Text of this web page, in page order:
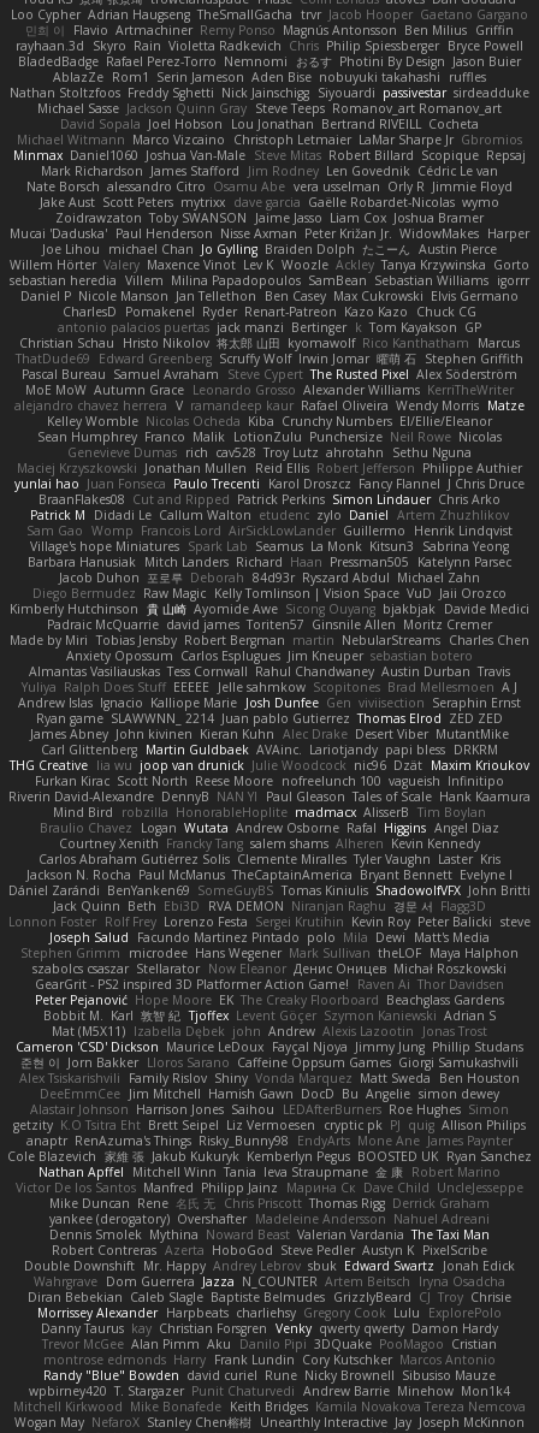
Loo Cypher Adrian Haugseng TheSmallGacha trvr Jacob Hooper Gaetano Gargano
민희 이
Flavio Artmachiner Remy Ponso Magnús Antonsson Ben Milius Griffin
rayhaan.3d
Skyro Rain Violetta Radkevich Chris Philip Spiessberger Bryce Powell
BladedBadge Rafael Perez-Torro Nemnomi おるす Photini By Design Jason Buier
AblazZe Rom1 Serin Jameson Aden Bise nobuyuki takahashi
ruffles
Nathan Stoltzfoos Freddy Sghetti Nick Jainschigg Siyouardi passivestar sirdeadduke
Michael Sasse Jackson Quinn Gray Steve Teeps Romanov_art Romanov_art
David Sopala Joel Hobson Lou Jonathan Bertrand RIVEILL Cocheta
Michael Witmann Marco Vizcaino Christoph Letmaier LaMar Sharpe Jr Gbromios
Minmax Daniel1060 Joshua Van-Male Steve Mitas Robert Billard Scopique Repsaj
Mark Richardson James Stafford Jim Rodney Len Govednik Cédric Le van
Nate Borsch alessandro Citro Osamu Abe vera usselman Orly R Jimmie Floyd
Jake Aust Scott Peters mytrixx dave garcia Gaëlle Robardet-Nicolas wymo
Zoidrawzaton Toby SWANSON Jaime Jasso Liam Cox Joshua Bramer
Mucai 'Daduska' Paul Henderson Nisse Axman Peter Križan Jr. WidowMakes Harper
Joe Lihou
michael Chan Jo Gylling Braiden Dolph たこーん Austin Pierce
Willem Hörter Valery Maxence Vinot Lev K Woozle Ackley Tanya Krzywinska Gorto
sebastian heredia Villem Milina Papadopoulos SamBean Sebastian Williams igorrr
Daniel P Nicole Manson Jan Tellethon Ben Casey Max Cukrowski Elvis Germano
CharlesD
Pomakenel Ryder Renart-Patreon Kazo Kazo
Chuck CG
antonio palacios puertas jack manzi Bertinger k Tom Kayakson GP
Christian Schau
Hristo Nikolov 将太郎 山田 kyomawolf Rico Kanthatham
Marcus
ThatDude69
Edward Greenberg Scruffy Wolf Irwin Jomar 曜萌 石 Stephen Griffith
Pascal Bureau Samuel Avraham Steve Cypert The Rusted Pixel Alex Söderström
MoE MoW Autumn Grace Leonardo Grosso Alexander Williams KerriTheWriter
alejandro chavez herrera V ramandeep kaur Rafael Oliveira Wendy Morris Matze
Kelley Womble Nicolas Ocheda Kiba Crunchy Numbers El/Ellie/Eleanor
Sean Humphrey Franco Malik LotionZulu Punchersize Neil Rowe Nicolas
Genevieve Dumas rich cav528 Troy Lutz ahrotahn
Sethu Nguna
Maciej Krzyszkowski Jonathan Mullen Reid Ellis Robert Jefferson Philippe Authier
yunlai hao Juan Fonseca Paulo Trecenti Karol Droszcz Fancy Flannel J Chris Druce
BraanFlakes08 Cut and Ripped Patrick Perkins Simon Lindauer Chris Arko
Patrick M
Didadi Le Callum Walton etudenc zylo Daniel Artem Zhuzhlikov
Sam Gao Womp Francois Lord AirSickLowLander Guillermo
Henrik Lindqvist
Village's hope Miniatures Spark Lab Seamus La Monk Kitsun3
Sabrina Yeong
Barbara Hanusiak Mitch Landers Richard Haan Pressman505
Katelynn Parsec
Jacob Duhon 포로루 Deborah 84d93r Ryszard Abdul Michael Zahn
Diego Bermudez Raw Magic Kelly Tomlinson | Vision Space VuD Jaii Orozco
Kimberly Hutchinson 貴 山崎 Ayomide Awe Sicong Ouyang bjakbjak Davide Medici
Padraic McQuarrie david james Toriten57 Ginsnile Allen Moritz Cremer
Made by Miri Tobias Jensby Robert Bergman martin NebularStreams Charles Chen
Anxiety Opossum Carlos Esplugues Jim Kneuper sebastian botero
Almantas Vasiliauskas Tess Cornwall Rahul Chandwaney Austin Durban Travis
Yuliya Ralph Does Stuff EEEEE Jelle sahmkow Scopitones Brad Mellesmoen A J
Andrew Islas Ignacio Kalliope Marie Josh Dunfee Gen viviisection Seraphin Ernst
Ryan game SLAWWNN_ 2214 Juan pablo Gutierrez Thomas Elrod ZED ZED
James Abney John kivinen Kieran Kuhn Alec Drake Desert Viber MutantMike
Carl Glittenberg Martin Guldbaek AVAinc. Lariotjandy papi bless DRKRM
THG Creative lia wu joop van drunick Julie Woodcock nic96 Dzät Maxim Krioukov
Furkan Kirac Scott North Reese Moore nofreelunch 100 vagueish Infinitipo
Riverin David-Alexandre DennyB NAN YI Paul Gleason Tales of Scale Hank Kaamura
Mind Bird
robzilla HonorableHoplite madmacx AlisserB Tim Boylan
Braulio Chavez
Logan Wutata Andrew Osborne Rafal Higgins Angel Diaz
Courtney Xenith Francky Tang salem shams Alheren Kevin Kennedy
Carlos Abraham Gutiérrez Solis Clemente Miralles Tyler Vaughn Laster Kris
Jackson N. Rocha Paul McManus TheCaptainAmerica Bryant Bennett Evelyne I
Dániel Zarándi BenYanken69 SomeGuyBS Tomas Kiniulis ShadowolfVFX John Britti
Jack Quinn Beth Ebi3D RVA DEMON Niranjan Raghu 경문 서 Flagg3D
Lonnon Foster Rolf Frey Lorenzo Festa Sergei Krutihin Kevin Roy Peter Balicki steve
Joseph Salud
Facundo Martinez Pintado polo Mila Dewi
Matt's Media
Stephen Grimm
microdee Hans Wegener Mark Sullivan theLOF Maya Halphon
szabolcs csaszar Stellarator Now Eleanor Денис Оницев Michał Roszkowski
GearGrit - PS2 inspired 3D Platformer Action Game!
Raven Ai Thor Davidsen
Peter Pejanović Hope Moore EK The Creaky Floorboard Beachglass Gardens
Bobbit M. Karl 敦智 紀 Tjoffex Levent Göçer Szymon Kaniewski Adrian S
Mat (M5X11) Izabella Dębek john Andrew Alexis Lazootin
Jonas Trost
Cameron 'CSD' Dickson Maurice LeDoux Fayçal Njoya Jimmy Jung Phillip Studans
준현 이 Jorn Bakker Lloros Sarano Caffeine Oppsum Games Giorgi Samukashvili
Alex Tsiskarishvili
Family Rislov Shiny Vonda Marquez Matt Sweda
Ben Houston
DeeEmmCee Jim Mitchell Hamish Gawn DocD Bu Angelie simon dewey
Alastair Johnson Harrison Jones Saihou LEDAfterBurners Roe Hughes Simon
getzity K.O Tsitra Eht Brett Seipel Liz Vermoesen cryptic pk PJ quig Allison Philips
anaptr RenAzuma's Things Risky_Bunny98 EndyArts Mone Ane James Paynter
Cole Blazevich 家維 張 Jakub Kukuryk Kemberlyn Pegus BOOSTED UK Ryan Sanchez
Nathan Apffel
Mitchell Winn Tania Ieva Straupmane 金 康 Robert Marino
Victor De los Santos Manfred Philipp Jainz Марина Ск Dave Child UncleJesseppe
Mike Duncan Rene 名氏 无 Chris Priscott Thomas Rigg Derrick Graham
yankee (derogatory) Overshafter Madeleine Andersson Nahuel Adreani
Dennis Smolek Mythina Noward Beast Valerian Vardania The Taxi Man
Robert Contreras Azerta HoboGod Steve Pedler Austyn K PixelScribe
Double Downshift Mr. Happy Andrey Lebrov sbuk Edward Swartz
Jonah Edick
Wahrgrave Dom Guerrera Jazza N_COUNTER Artem Beitsch
Iryna Osadcha
Diran Bebekian Caleb Slagle Baptiste Belmudes GrizzlyBeard CJ Troy Chrisie
Morrissey Alexander Harpbeats charliehsy Gregory Cook Lulu
ExplorePolo
Danny Taurus kay Christian Forsgren Venky qwerty qwerty Damon Hardy
Trevor McGee Alan Pimm Aku Danilo Pipi 3DQuake PooMagoo Cristian
montrose edmonds Harry Frank Lundin Cory Kutschker Marcos Antonio
Randy "Blue" Bowden david curiel Rune Nicky Brownell Sibusiso Mauze
wpbirney420 T. Stargazer Punit Chaturvedi Andrew Barrie Minehow Mon1k4
Mitchell Kirkwood Mike Bonafede Keith Bridges Kamila Novakova Tereza Nemcova
Wogan May NefaroX Stanley Chen榕樹 Unearthly Interactive Jay Joseph McKinnon